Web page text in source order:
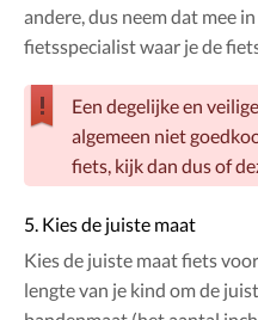
andere, dus neem dat mee
fietsspecialist waar je de
Een degelijke en
algemeen niet
fiets, kijk dan dus of
5. Kies de juiste maat
Kies de juiste maat fiets
lengte van je kind om de